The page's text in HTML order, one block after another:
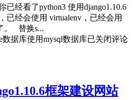
经看了python3 使用django1.10.6
已经会使用 virtualenv，已经会用
。 替换s...
数据库使用mysql数据库已关闭评论
框架建设网站